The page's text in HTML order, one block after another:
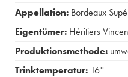
Appellation: Bordeaux
Eigentümer: Héritiers
Produktionsmethode:
Trinktemperatur: 16°